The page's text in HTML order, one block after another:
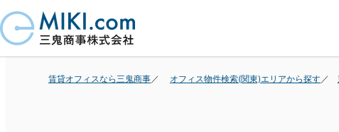
賃貸オフィスなら三鬼商事 オフィス物件検索(関東)エリアから探す